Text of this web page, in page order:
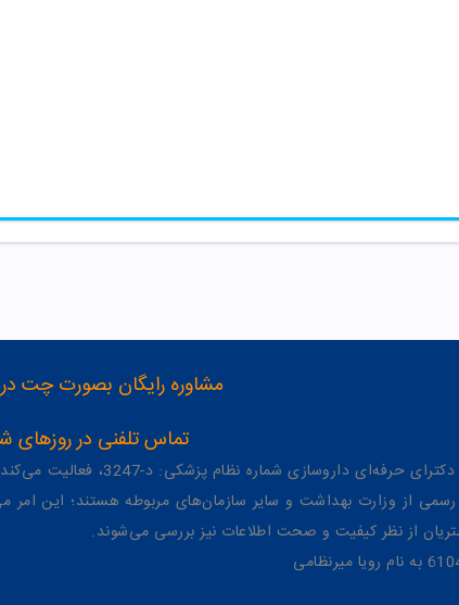
مشاوره رایگان بصورت چت در واتساپ و
تماس تلفنی در روزهای شنبه تا پنج شنبه از 8
داروسازی شماره نظام پزشکی: د-3247، فعالیت می‌کند. (
از وزارت بهداشت و سایر سازمان‌های مربوطه هستند؛ این امر
از نظر کیفیت و صحت اطلاعات نیز بررسی می‌شوند.